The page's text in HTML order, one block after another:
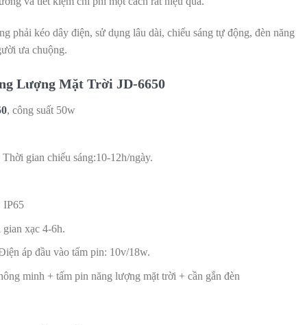
phải kéo dây điện, sử dụng lâu dài, chiếu sáng tự động, đèn năng
ưa chuộng.
Lượng Mặt Trời JD-6650
, công suất 50w
gian chiếu sáng:10-12h/ngày.
IP65
xạc 4-6h.
áp đầu vào tấm pin: 10v/18w.
minh + tấm pin năng lượng mặt trời + cần gắn đèn